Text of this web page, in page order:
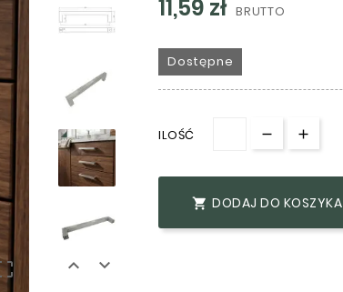
 
11,59 zł BRUTTO
Dostępne
ILOŚĆ
 DODAJ DO KOSZYKA